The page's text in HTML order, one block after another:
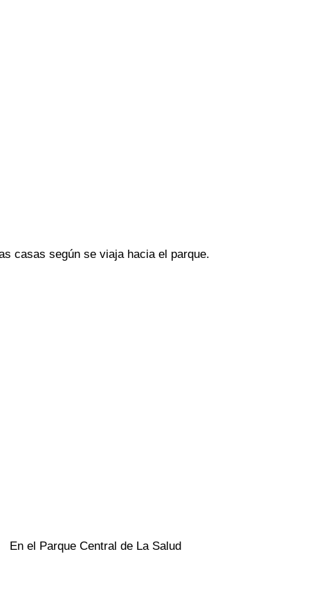
casas según se viaja hacia el parque.
En el Parque Central de La Salud